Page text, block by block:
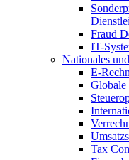
Fraud
IT-
Nationales
E-
Globale
Tax